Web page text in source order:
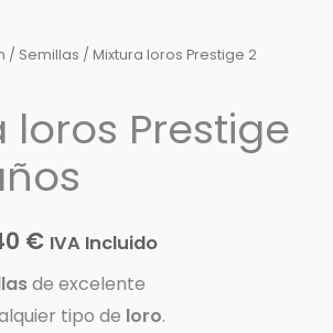
/ Semillas / Mixtura loros Prestige 2
loros Prestige
€ IVA Incluido
de excelente
tipo de loro.